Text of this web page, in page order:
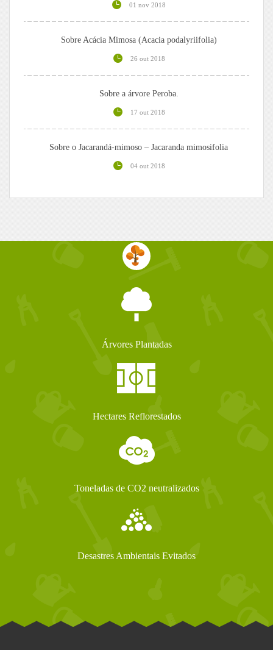
01 nov 2018
Sobre Acácia Mimosa (Acacia podalyriifolia)
26 out 2018
Sobre a árvore Peroba.
17 out 2018
Sobre o Jacarandá-mimoso – Jacaranda mimosifolia
04 out 2018
Árvores Plantadas
Hectares Reflorestados
Toneladas de CO2 neutralizados
Desastres Ambientais Evitados